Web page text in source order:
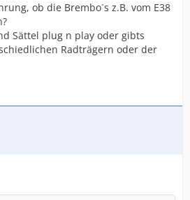
ob die Brembo´s z.B. vom E38
Sättel plug n play oder gibts
Radträgern oder der